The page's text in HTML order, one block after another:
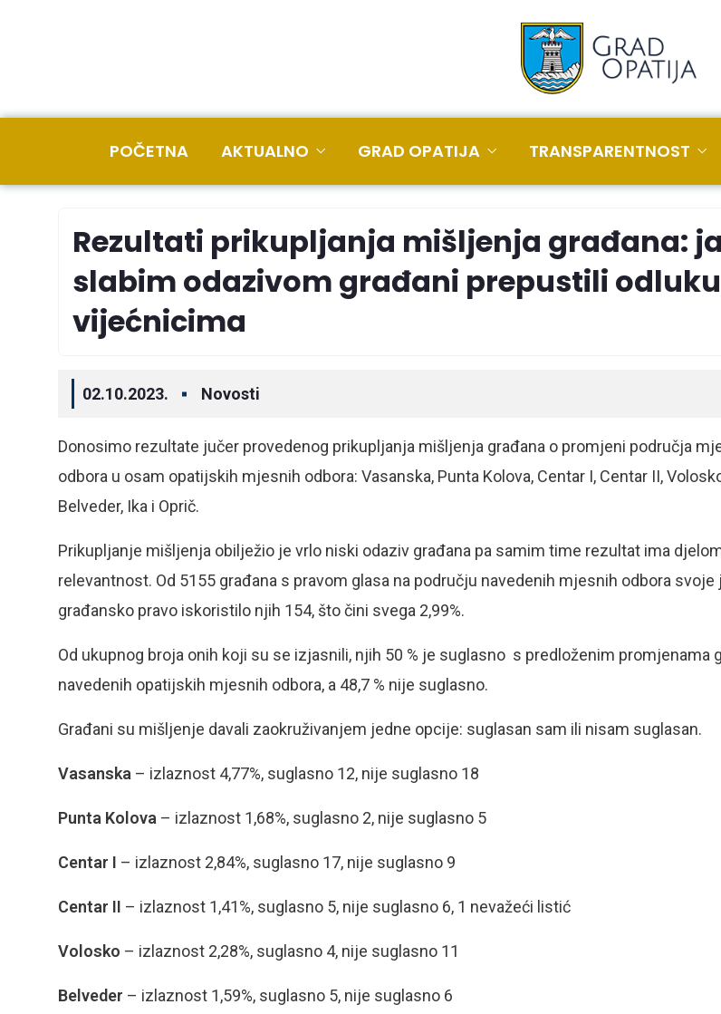
POČETNA AKTUALNO GRAD OPATIJA TRANSPARENTNOST
Rezultati prikupljanja mišljenja građana:
slabim odazivom građani prepustili odluku
vijećnicima
02.10.2023. Novosti
Donosimo rezultate jučer provedenog prikupljanja mišljenja građana o promjeni područja
odbora u osam opatijskih mjesnih odbora: Vasanska, Punta Kolova, Centar I, Centar II,
Belveder, Ika i Oprič.
Prikupljanje mišljenja obilježio je vrlo niski odaziv građana pa samim time rezultat ima
relevantnost. Od 5155 građana s pravom glasa na području navedenih mjesnih odbora svoje
građansko pravo iskoristilo njih 154, što čini svega 2,99%.
Od ukupnog broja onih koji su se izjasnili, njih 50 % je suglasno s predloženim promjenama
navedenih opatijskih mjesnih odbora, a 48,7 % nije suglasno.
Građani su mišljenje davali zaokruživanjem jedne opcije: suglasan sam ili nisam suglasan.
Vasanska – izlaznost 4,77%, suglasno 12, nije suglasno 18
Punta Kolova – izlaznost 1,68%, suglasno 2, nije suglasno 5
Centar I – izlaznost 2,84%, suglasno 17, nije suglasno 9
Centar II – izlaznost 1,41%, suglasno 5, nije suglasno 6, 1 nevažeći listić
Volosko – izlaznost 2,28%, suglasno 4, nije suglasno 11
Belveder – izlaznost 1,59%, suglasno 5, nije suglasno 6